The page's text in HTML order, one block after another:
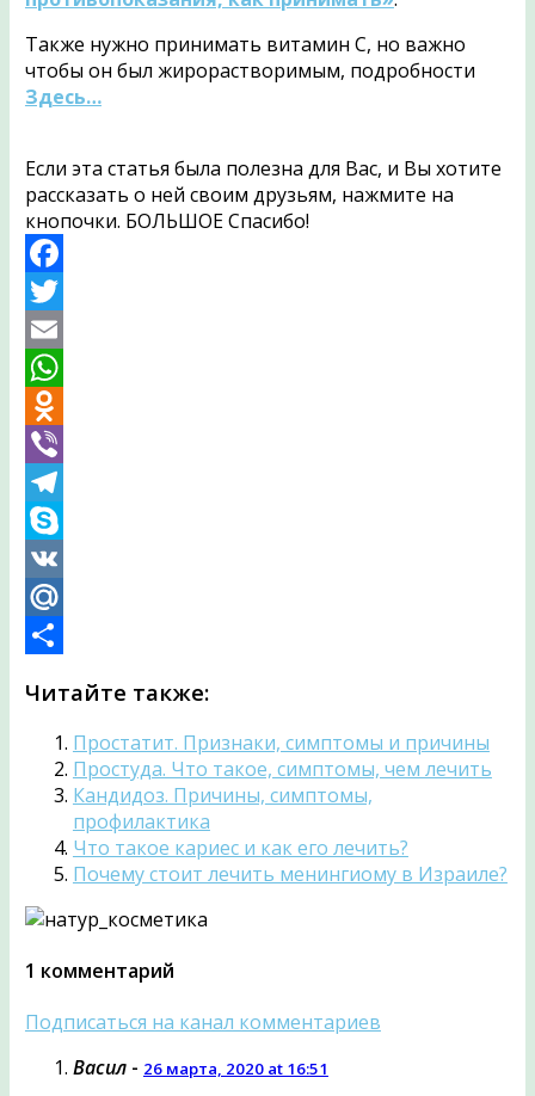
Также нужно принимать витамин С, но важно
чтобы он был жирорастворимым, подробности
Здесь…
Если эта статья была полезна для Вас, и Вы хотите
рассказать о ней своим друзьям, нажмите на
кнопочки. БОЛЬШОЕ Спасибо!
Facebook
Twitter
Email
WhatsApp
Odnoklassniki
Viber
Telegram
Skype
VK
Mail.Ru
Читайте также:
Простатит. Признаки, симптомы и причины
Простуда. Что такое, симптомы, чем лечить
Кандидоз. Причины, симптомы,
профилактика
Что такое кариес и как его лечить?
Почему стоит лечить менингиому в Израиле?
1 комментарий
Подписаться на канал комментариев
Васил - 26 марта, 2020 at 16:51